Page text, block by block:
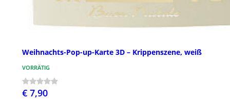
Weihnachts-Pop-up-Karte 3D – Krippenszene, weiß
VORRÄTIG
€ 7,90